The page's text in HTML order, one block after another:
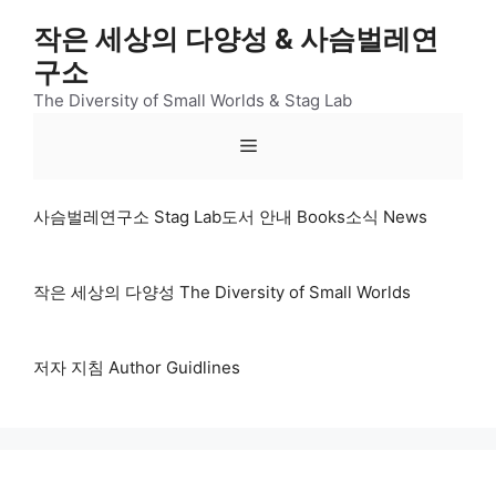
작은 세상의 다양성 & 사슴벌레연
구소
The Diversity of Small Worlds & Stag Lab
메
뉴
사슴벌레연구소 Stag Lab도서 안내 Books소식 News
작은 세상의 다양성 The Diversity of Small Worlds
저자 지침 Author Guidlines